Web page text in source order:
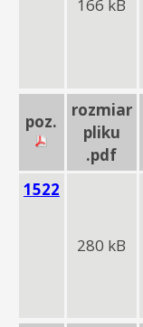
166 kB
poz.
rozmiar
pliku
.pdf
1522
280 kB